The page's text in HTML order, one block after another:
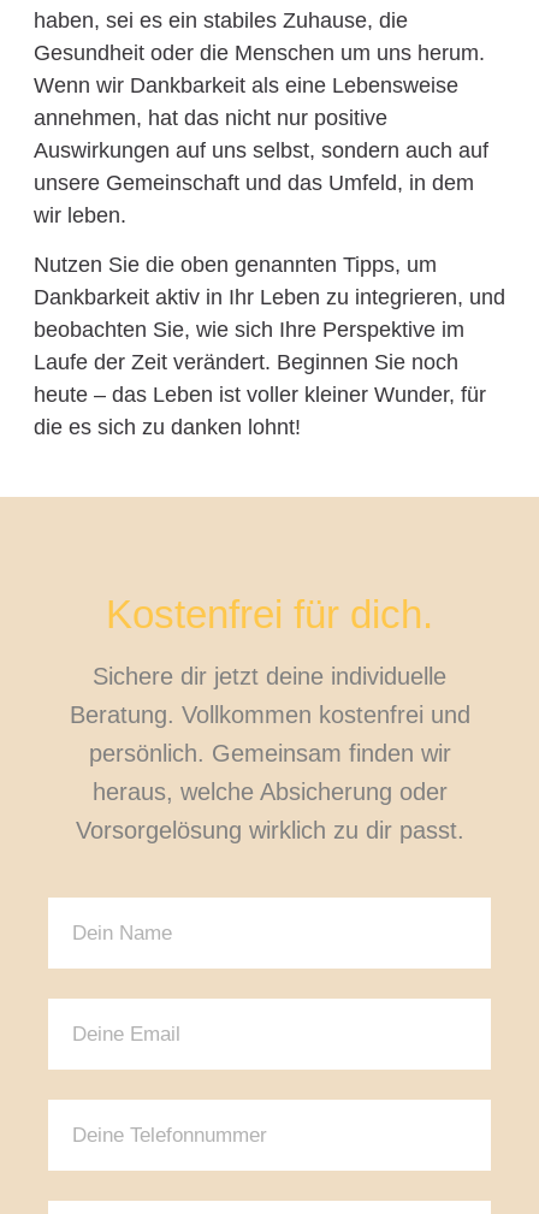
haben, sei es ein stabiles Zuhause, die
Gesundheit oder die Menschen um uns herum.
Wenn wir Dankbarkeit als eine Lebensweise
annehmen, hat das nicht nur positive
Auswirkungen auf uns selbst, sondern auch auf
unsere Gemeinschaft und das Umfeld, in dem
wir leben.
Nutzen Sie die oben genannten Tipps, um
Dankbarkeit aktiv in Ihr Leben zu integrieren, und
beobachten Sie, wie sich Ihre Perspektive im
Laufe der Zeit verändert. Beginnen Sie noch
heute – das Leben ist voller kleiner Wunder, für
die es sich zu danken lohnt!
Kostenfrei für dich.
Sichere dir jetzt deine individuelle
Beratung. Vollkommen kostenfrei und
persönlich. Gemeinsam finden wir
heraus, welche Absicherung oder
Vorsorgelösung wirklich zu dir passt.